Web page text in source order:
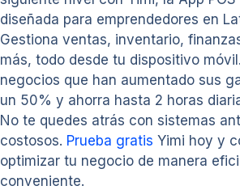
diseñada para emprendedores en
Gestiona ventas, inventario,
más, todo desde tu dispositivo
negocios que han aumentado sus
un 50% y ahorra hasta 2 horas
No te quedes atrás con sistemas
costosos. Prueba gratis Yimi hoy y
optimizar tu negocio de manera
conveniente.